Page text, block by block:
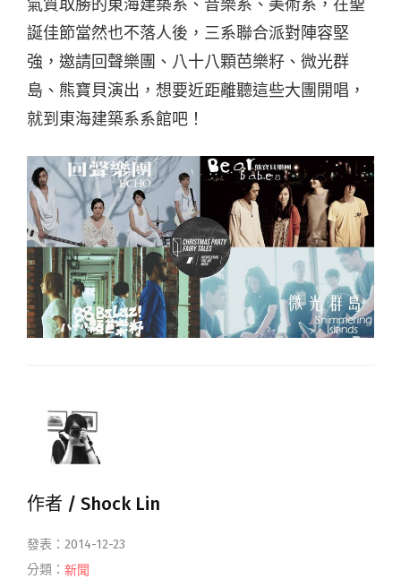
氣質取勝的東海建築系、音樂系、美術系，在聖
誕佳節當然也不落人後，三系聯合派對陣容堅
強，邀請回聲樂團、八十八顆芭樂籽、微光群
島、熊寶貝演出，想要近距離聽這些大團開唱，
就到東海建築系系館吧！
作者 / Shock Lin
發表：2014-12-23
分類： 新聞